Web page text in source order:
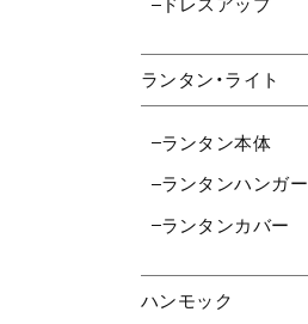
ランタン・ライト
ランタン本体
ランタンハンガー
ランタンカバー
ハンモック